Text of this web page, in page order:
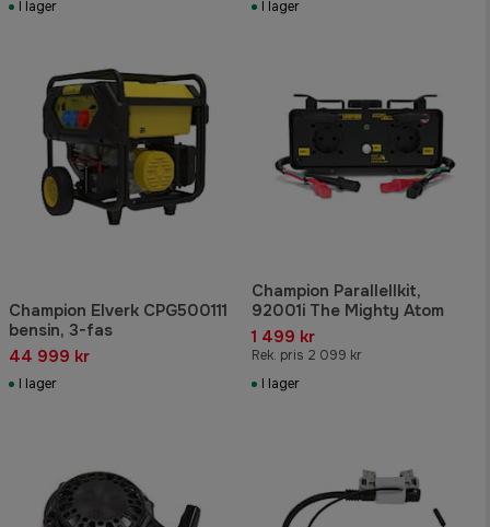
I lager
I lager
Champion Elverk CPG500111
bensin, 3-fas
44 999 kr
I lager
Champion Parallellkit,
92001i The Mighty Atom
1 499 kr
Rek. pris 2 099 kr
I lager